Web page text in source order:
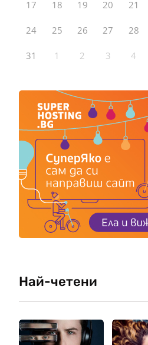
17 18 19 20 21
24 25 26 27 28
31 1 2 3 4
Най-четени